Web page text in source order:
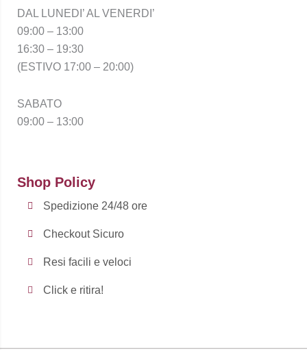
DAL LUNEDI’ AL VENERDI’
09:00 – 13:00
16:30 – 19:30
(ESTIVO 17:00 – 20:00)
SABATO
09:00 – 13:00
Shop Policy
Spedizione 24/48 ore
Checkout Sicuro
Resi facili e veloci
Click e ritira!